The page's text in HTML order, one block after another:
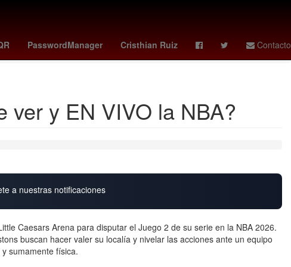
PasswordManager Cristhian Ruiz Contacto
swatch x ap guardians - reds
vota la casa de los famosos mexico
ver y EN VIVO la NBA?
a nuestras notificaciones
Caesars Arena para disputar el Juego 2 de su serie en la NBA 2026.
buscan hacer valer su localía y nivelar las acciones ante un equipo
sumamente física.